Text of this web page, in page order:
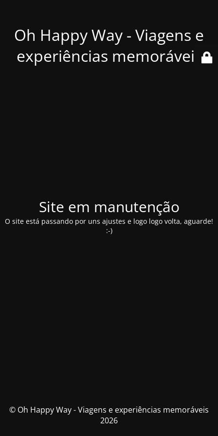
Oh Happy Way - Viagens e
experiências memoráveis
Site em manutenção
O site está passando por uns ajustes e logo logo volta, aguarde!
:-)
© Oh Happy Way - Viagens e experiências memoráveis
2026